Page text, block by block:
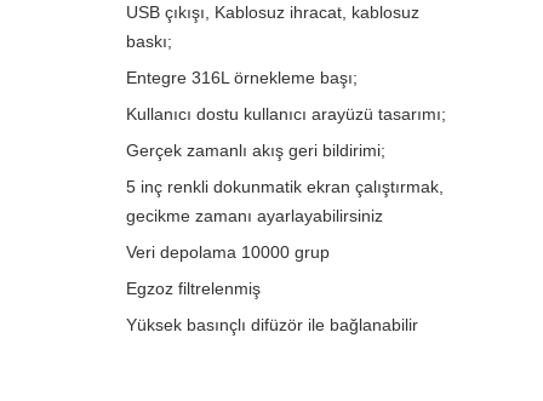
USB çıkışı, Kablosuz ihracat, kablosuz
baskı;
Entegre 316L örnekleme başı;
Kullanıcı dostu kullanıcı arayüzü tasarımı;
Gerçek zamanlı akış geri bildirimi;
5 inç renkli dokunmatik ekran çalıştırmak,
gecikme zamanı ayarlayabilirsiniz
Veri depolama 10000 grup
Egzoz filtrelenmiş
Yüksek basınçlı difüzör ile bağlanabilir